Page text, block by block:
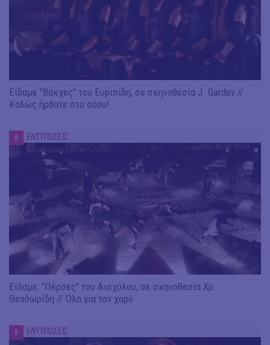
Είδαμε "Βάκχες" του Ευριπίδη, σε σκηνοθεσία J. Gardev //
Καλώς ήρθατε στο σόου!
# ΕΝΤΥΠΩΣΕΙΣ
Είδαμε: "Πέρσες" του Αισχύλου, σε σκηνοθεσία Χρ.
Θεοδωρίδη // Όλα για τον χορό
# ΕΝΤΥΠΩΣΕΙΣ